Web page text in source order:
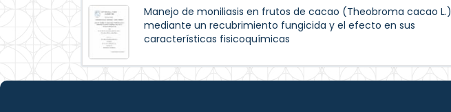
Manejo de moniliasis en frutos de cacao (Theobroma cacao L.)
mediante un recubrimiento fungicida y el efecto en sus
características fisicoquímicas